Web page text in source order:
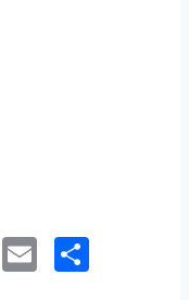
M
E